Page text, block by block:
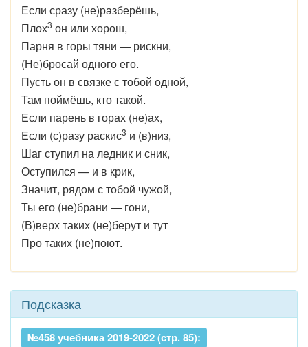
Если сразу (не)разберёшь,
Плох3 он или хорош,
Парня в горы тяни — рискни,
(Не)бросай одного его.
Пусть он в связке с тобой одной,
Там поймёшь, кто такой.
Если парень в горах (не)ах,
Если (с)разу раскис3 и (в)низ,
Шаг ступил на ледник и сник,
Оступился — и в крик,
Значит, рядом с тобой чужой,
Ты его (не)брани — гони,
(В)верх таких (не)берут и тут
Про таких (не)поют.
Подсказка
№458 учебника 2019-2022 (стр. 85):